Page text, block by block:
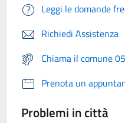
Leggi le domande
Richiedi Assistenza
Chiama il comune
Prenota un
Problemi in città